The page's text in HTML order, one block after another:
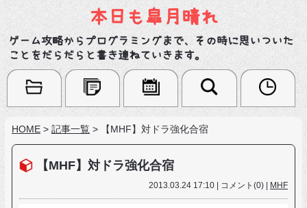
本日も皐月晴れ
ゲーム攻略からプログラミングまで、その時に思いついた
ことをだらだらと書き連ねていきます。
HOME > 記事一覧 > 【MHF】対ドラ強化合宿
【MHF】対ドラ強化合宿
2013.03.24 17:10 | コメント(0) | MHF